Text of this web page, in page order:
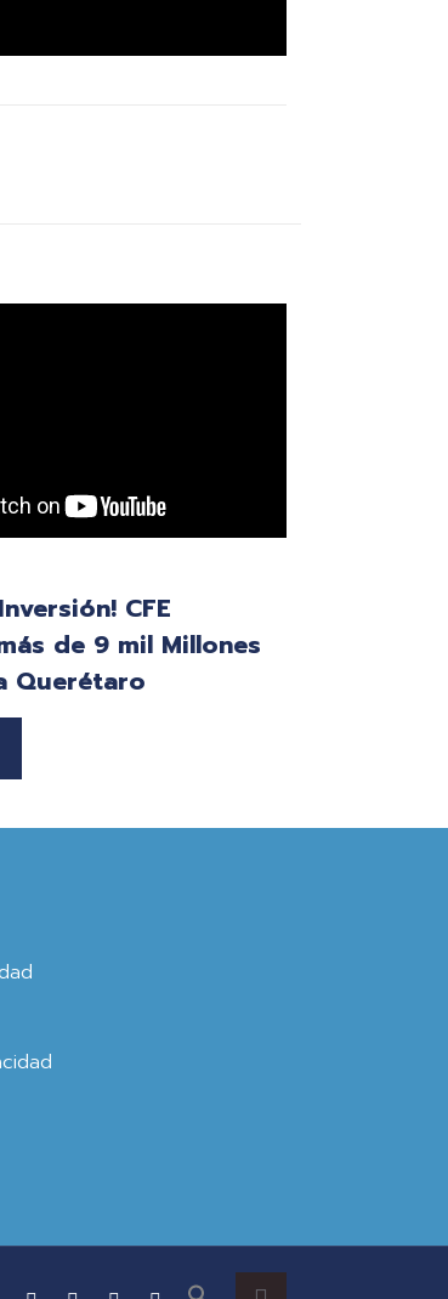
CFE
de 9 mil Millones
Querétaro